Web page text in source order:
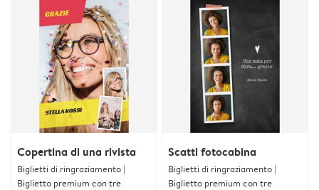
Copertina di una rivista
Biglietti di ringraziamento |
Biglietto premium con tre
Scatti fotocabina
Biglietti di ringraziamento |
Biglietto premium con tre